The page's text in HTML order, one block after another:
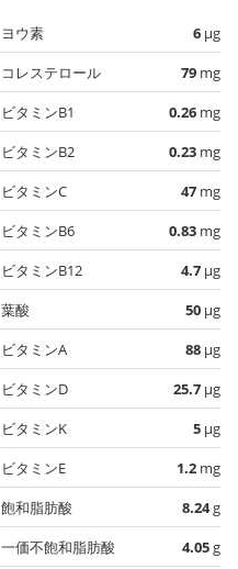
ヨウ素 6 µg
コレステロール
79 mg
ビタミンB1
0.26 mg
ビタミンB2
0.23 mg
ビタミンC
47 mg
ビタミンB6
0.83 mg
ビタミンB12
4.7 µg
葉酸
50 µg
ビタミンA
88 µg
ビタミンD
25.7 µg
ビタミンK
5 µg
ビタミンE
1.2 mg
飽和脂肪酸
8.24g
一価不飽和脂肪酸
4.05g